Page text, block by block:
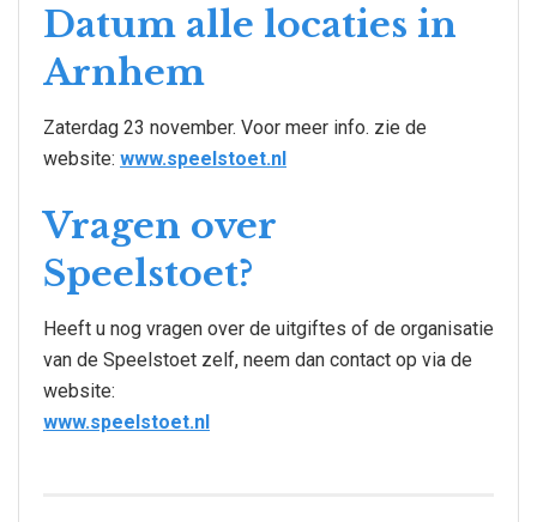
Datum alle locaties in
Arnhem
Zaterdag 23 november. Voor meer info. zie de
website: www.speelstoet.nl
Vragen over
Speelstoet?
Heeft u nog vragen over de uitgiftes of de organisatie
van de Speelstoet zelf, neem dan contact op via de
website:
www.speelstoet.nl